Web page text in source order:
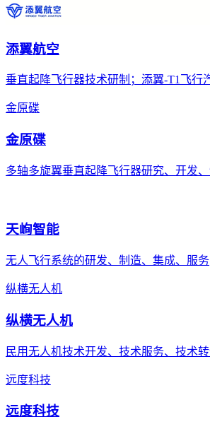
添翼航空
垂直起降飞行器技术研制；添翼-T1飞行
金原碟
金原碟
多轴多旋翼垂直起降飞行器研究、开发
天峋智能
无人飞行系统的研发、制造、集成、服务
纵横无人机
纵横无人机
民用无人机技术开发、技术服务、技术
远度科技
远度科技